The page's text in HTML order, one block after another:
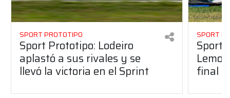
SPORT PROTOTIPO
Sport Prototipo: Lodeiro
aplastó a sus rivales y se
llevó la victoria en el Sprint
SPORT
Sport
final